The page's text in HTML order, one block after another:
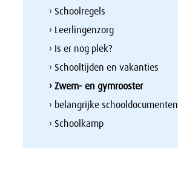
› Schoolregels
› Leerlingenzorg
› Is er nog plek?
› Schooltijden en vakanties
› Zwem- en gymrooster
› belangrijke schooldocumenten
› Schoolkamp